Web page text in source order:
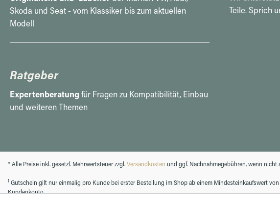
Skoda und Seat - vom Klassiker bis zum aktuellen
Modell
Teile. Sprich
Ratgeber
Expertenberatung für Fragen zu Kompatibilität, Einbau
und weiteren Themen
* Alle Preise inkl. gesetzl. Mehrwertsteuer zzgl.Versandkosten und ggf. Nachnahmegebühren, wenn nicht
1 Gutschein gilt nur einmalig pro Kunde bei erster Bestellung im Shop ab einem Mindesteinkaufswert
Kundenkonto.